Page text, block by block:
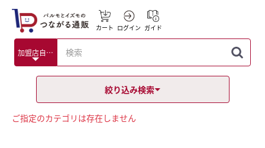
カート ログイン ガイド
絞り込み検索
ご指定のカテゴリは存在しません